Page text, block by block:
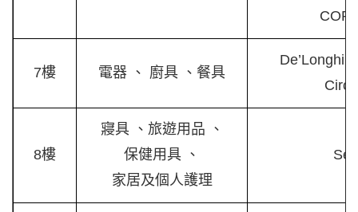
7樓 電器 、 廚具 、餐具
De’Longhi
8樓
寢具 、旅遊用品 、
保健用具 、
家居及個人護理